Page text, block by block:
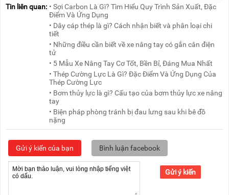
Tin liên quan: • Sợi Carbon Là Gì? Tìm Hiểu Quy Trình Sản Xuất, Đặc
Điểm Và Ứng Dụng
• Dây cáp thép là gì? Cách nhận biết và phân loại chi
tiết
• Những điều cần biết về xe nâng tay có gắn cân điện
tử
• 5 Mẫu Xe Nâng Tay Cơ Tốt, Bền Bỉ, Đáng Mua Nhất
• Thép Cường Lực Là Gì? Đặc Điểm Và Ứng Dụng Của
Thép Cường Lực
• Bơm thủy lực là gì? Cấu tạo của bơm thủy lực xe nâng
tay
• Biện pháp phòng tránh bị đau lưng sau khi bê đồ
nặng
Gửi ý kiến của bạn Bình luận facebook
Gửi ý kiến